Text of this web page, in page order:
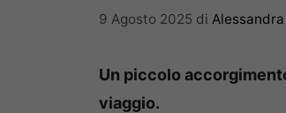
9 Agosto 2025 di
Un piccolo
viaggio.